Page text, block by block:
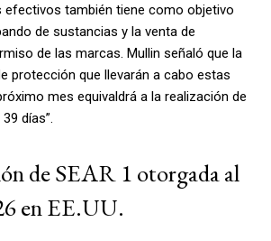
efectivos también tiene como objetivo
de sustancias y la venta de
de las marcas. Mullin señaló que la
protección que llevarán a cabo estas
mes equivaldrá a la realización de
días”.
de SEAR 1 otorgada al
en EE.UU.